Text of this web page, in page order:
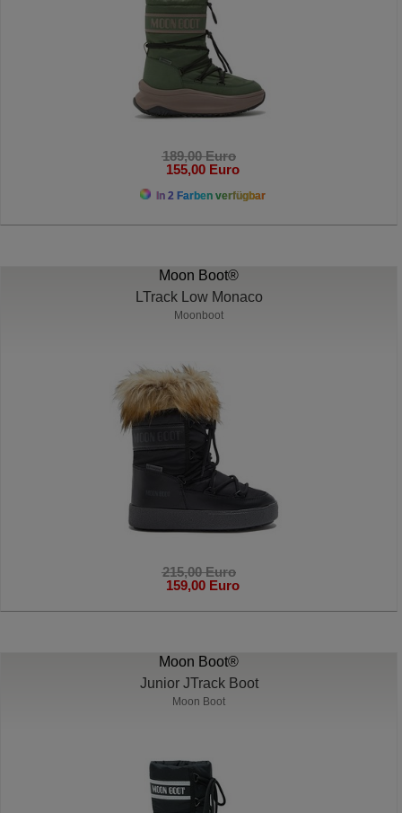
189,00 Euro
155,00 Euro
In 2 Farben verfügbar
Moon Boot®
LTrack Low Monaco
Moonboot
215,00 Euro
159,00 Euro
Moon Boot®
Junior JTrack Boot
Moon Boot